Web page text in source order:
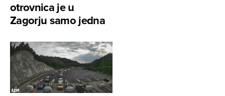
otrovnica je u
Zagorju samo jedna